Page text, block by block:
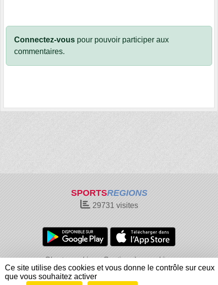
Connectez-vous pour pouvoir participer aux
commentaires.
SPORTSREGIONS
29731 visites
Charte cookies
Gestion des cookies
Informations légales
Signaler un contenu inapproprié
Ce site utilise des cookies et vous donne le contrôle sur ceux
que vous souhaitez activer